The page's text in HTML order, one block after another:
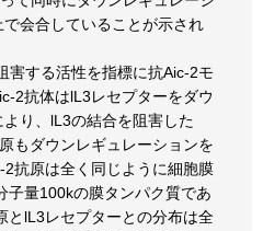
会合していることが示され
害する活性を指標に抗Aic-2モ
2抗体はlL3レセプターをダウ
り、lL3の結合を阻害した
もダウンレギュレーションを
抗原は全く同じように細胞膜
子量100kの膜タンパク質であ
とlL3レセプターとの分布は全